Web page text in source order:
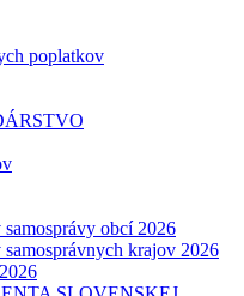
poplatkov
obcí 2026
krajov 2026